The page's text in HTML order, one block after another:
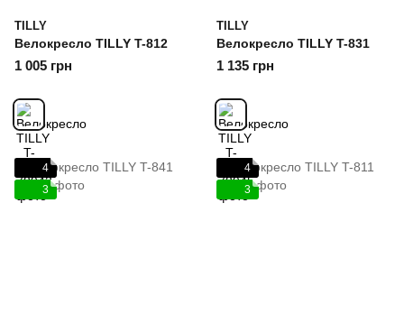
TILLY
Велокресло TILLY T-812
1 005 грн
TILLY
Велокресло TILLY T-831
1 135 грн
4
3
4
3